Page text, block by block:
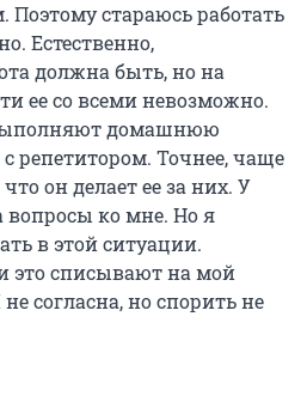
стараюсь работать
Естественно,
должна быть, но на
ее со всеми невозможно.
домашнюю
репетитором. Точнее, чаще
он делает ее за них. У
вопросы ко мне. Но я
в этой ситуации.
это списывают на мой
согласна, но спорить не